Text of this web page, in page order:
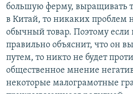
большую ферму, выращивать
в Китай, то никаких проблем
обычный товар. Поэтому если
правильно объяснит, что он
путем, то никто не будет
общественное мнение
некоторые малограмотные